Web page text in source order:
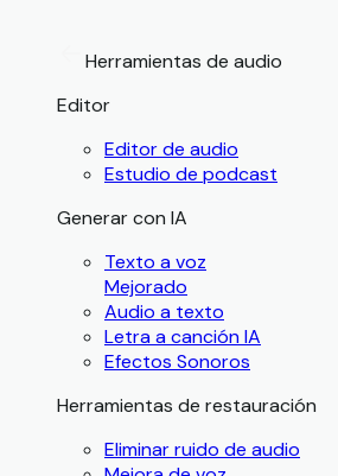
Herramientas de audio
Editor
Editor de audio
Estudio de podcast
Generar con IA
Texto a voz
Mejorado
Audio a texto
Letra a canción IA
Efectos Sonoros
Herramientas de restauración
Eliminar ruido de audio